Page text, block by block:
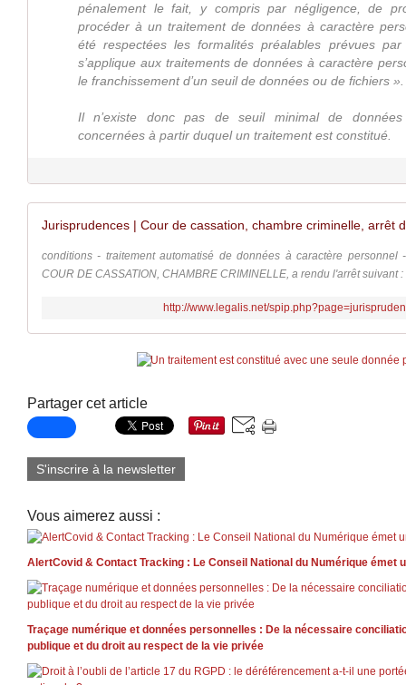
pénalement le fait, y compris par négligence, de
procéder à un traitement de données à caractère
été respectées les formalités préalables prévues
s’applique aux traitements de données à caractère
le franchissement d’un seuil de données ou de fichiers ».
Il n’existe donc pas de seuil minimal de
concernées à partir duquel un traitement est constitué.
conditions - traitement automatisé de données à caractère
COUR DE CASSATION, CHAMBRE CRIMINELLE, a rendu l'arrêt suivant
http://www.legalis.net/
Partager cet article
S'inscrire à la newsletter
Vous aimerez aussi :
AlertCovid & Contact Tracking : Le Conseil National du Numérique émet
Traçage numérique et données personnelles : De la nécessaire
publique et du droit au respect de la vie privée